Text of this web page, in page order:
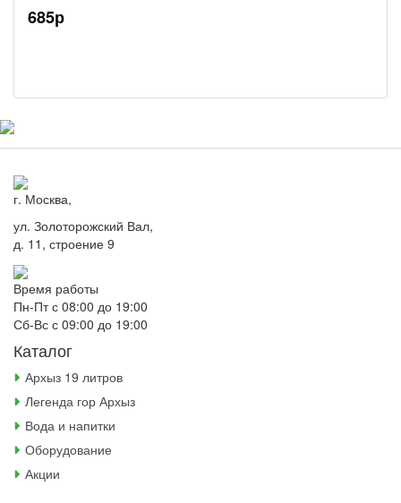
685р
г. Москва,
ул. Золоторожский Вал,
д. 11, строение 9
Время работы
Пн-Пт с 08:00 до 19:00
Сб-Вс с 09:00 до 19:00
Каталог
Архыз 19 литров
Легенда гор Архыз
Вода и напитки
Оборудование
Акции